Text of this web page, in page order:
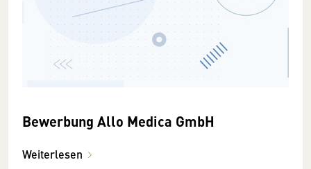
Bewerbung Allo Medica GmbH
Weiterlesen